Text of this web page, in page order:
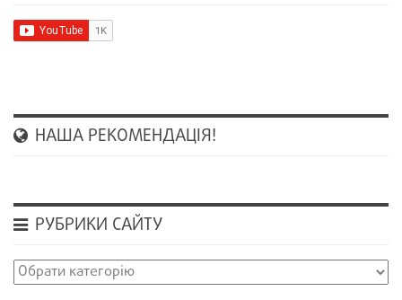
НАША РЕКОМЕНДАЦІЯ!
РУБРИКИ САЙТУ
Рубрики